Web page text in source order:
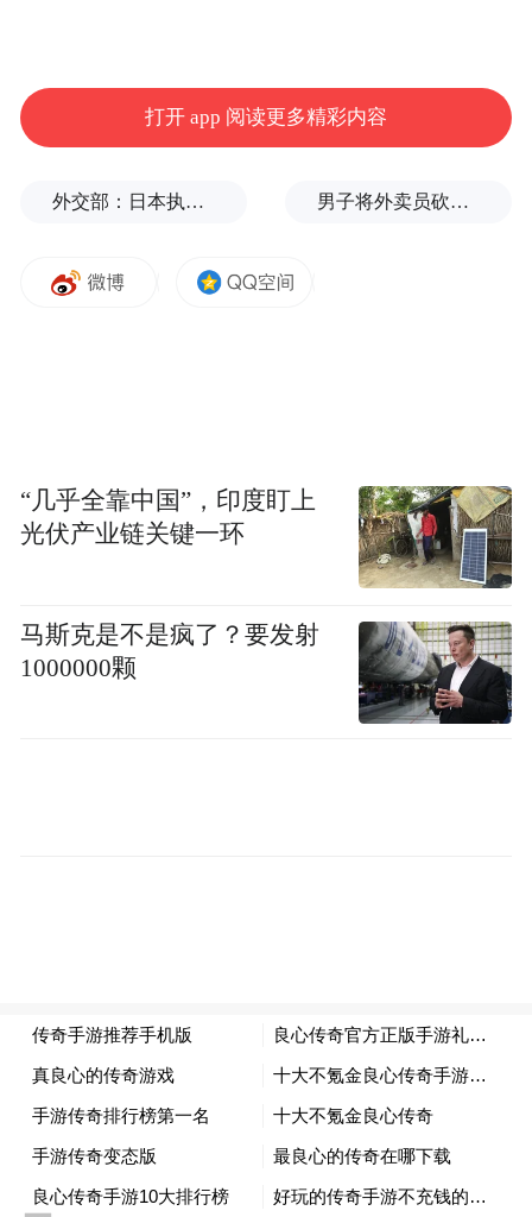
打开 app 阅读更多精彩内容
外交部：日本执政当局应倾听民众呼声，停止在核问题上玩火 男子将外卖员砍成植物人获刑8年，家属：他炒股亏本精神异常，常年带刀
“几乎全靠中国”，印度盯上
光伏产业链关键一环
马斯克是不是疯了？要发射
1000000颗